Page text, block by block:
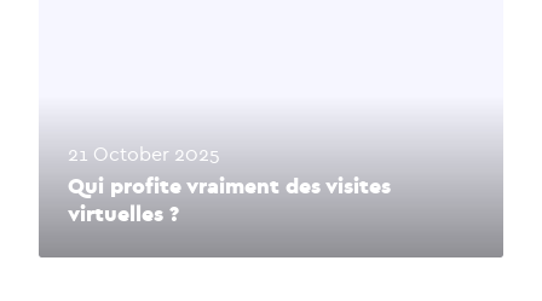
21 October 2025
Qui profite vraiment des visites
virtuelles ?